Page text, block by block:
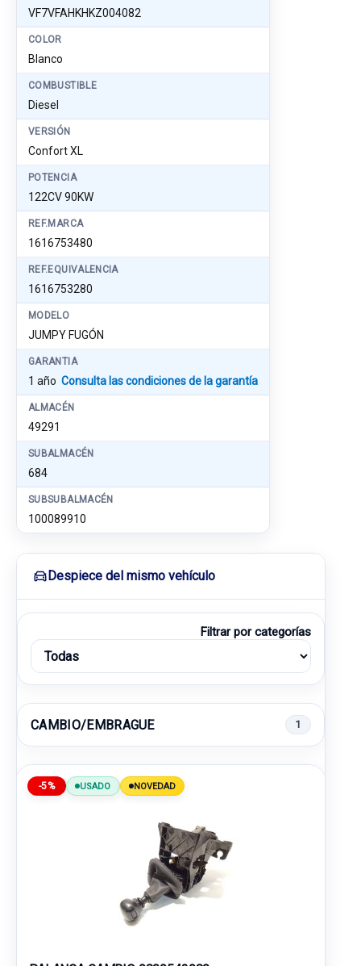
VF7VFAHKHKZ004082
COLOR
Blanco
COMBUSTIBLE
Diesel
VERSIÓN
Confort XL
POTENCIA
122CV 90KW
REF.MARCA
1616753480
REF.EQUIVALENCIA
1616753280
MODELO
JUMPY FUGÓN
GARANTIA
1 año Consulta las condiciones de la garantía
ALMACÉN
49291
SUBALMACÉN
684
SUBSUBALMACÉN
100089910
Despiece del mismo vehículo
Filtrar por categorías
CAMBIO/EMBRAGUE 1
-5% USADO NOVEDAD